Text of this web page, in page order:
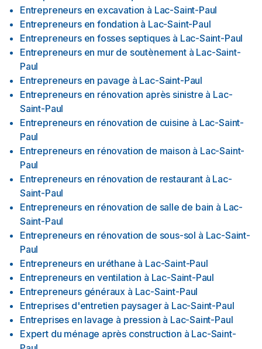
Entrepreneurs en excavation à Lac-Saint-Paul
Entrepreneurs en fondation à Lac-Saint-Paul
Entrepreneurs en fosses septiques à Lac-Saint-Paul
Entrepreneurs en mur de soutènement à Lac-Saint-
Paul
Entrepreneurs en pavage à Lac-Saint-Paul
Entrepreneurs en rénovation après sinistre à Lac-
Saint-Paul
Entrepreneurs en rénovation de cuisine à Lac-Saint-
Paul
Entrepreneurs en rénovation de maison à Lac-Saint-
Paul
Entrepreneurs en rénovation de restaurant à Lac-
Saint-Paul
Entrepreneurs en rénovation de salle de bain à Lac-
Saint-Paul
Entrepreneurs en rénovation de sous-sol à Lac-Saint-
Paul
Entrepreneurs en uréthane à Lac-Saint-Paul
Entrepreneurs en ventilation à Lac-Saint-Paul
Entrepreneurs généraux à Lac-Saint-Paul
Entreprises d'entretien paysager à Lac-Saint-Paul
Entreprises en lavage à pression à Lac-Saint-Paul
Expert du ménage après construction à Lac-Saint-